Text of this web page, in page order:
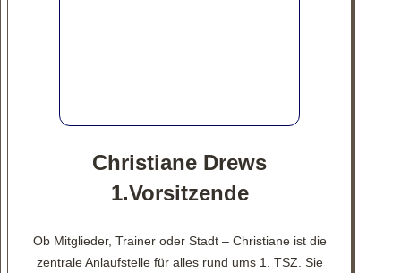
Christiane Drews
1.Vorsitzende
Ob Mitglieder, Trainer oder Stadt – Christiane ist die
zentrale Anlaufstelle für alles rund ums 1. TSZ. Sie